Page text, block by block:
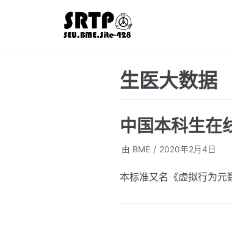
生医大数据
中国本科生在
由 BME 2020年2月4日
本标准又名《虚拟行为